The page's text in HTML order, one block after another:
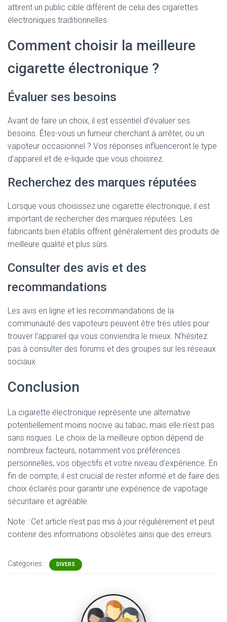
attirent un public cible différent de celui des cigarettes
électroniques traditionnelles.
Comment choisir la meilleure
cigarette électronique ?
Évaluer ses besoins
Avant de faire un choix, il est essentiel d’évaluer ses
besoins. Êtes-vous un fumeur cherchant à arrêter, ou un
vapoteur occasionnel ? Vos réponses influenceront le type
d’appareil et de e-liquide que vous choisirez.
Recherchez des marques réputées
Lorsque vous choisissez une cigarette électronique, il est
important de rechercher des marques réputées. Les
fabricants bien établis offrent généralement des produits de
meilleure qualité et plus sûrs.
Consulter des avis et des
recommandations
Les avis en ligne et les recommandations de la
communauté des vapoteurs peuvent être très utiles pour
trouver l’appareil qui vous conviendra le mieux. N’hésitez
pas à consulter des forums et des groupes sur les réseaux
sociaux.
Conclusion
La cigarette électronique représente une alternative
potentiellement moins nocive au tabac, mais elle n’est pas
sans risques. Le choix de la meilleure option dépend de
nombreux facteurs, notamment vos préférences
personnelles, vos objectifs et votre niveau d’expérience. En
fin de compte, il est crucial de rester informé et de faire des
choix éclairés pour garantir une expérience de vapotage
sécuritaire et agréable.
Note : Cet article n'est pas mis à jour régulièrement et peut
contenir des informations obsolètes ainsi que des erreurs.
Catégories : DIVERS